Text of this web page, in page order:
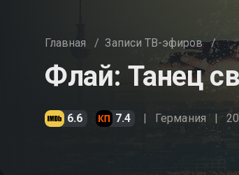
Главная / Записи ТВ-эфиров /
Флай: Танец
6.6 7.4 Германия